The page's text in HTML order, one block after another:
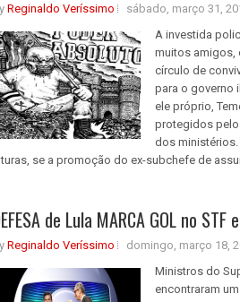
Reginaldo Veríssimo sábado, março 31,
A investida
muitos amigos,
círculo de
para o governo
ele próprio,
protegidos
dos ministérios.
se a promoção do ex-subchefe de
de Lula MARCA GOL no STF
Reginaldo Veríssimo domingo, março 18,
Ministros do
encontraram